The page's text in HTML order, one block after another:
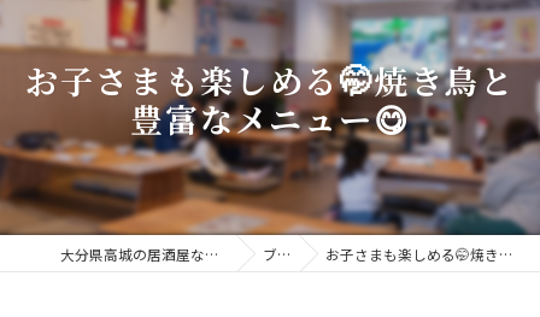
お子さまも楽しめる🤭焼き鳥と
豊富なメニュー😋
大分県高城の居酒屋ならうまか家 夢なりち ブログ お子さまも楽しめる🤭焼き鳥と豊富なメニュー😋